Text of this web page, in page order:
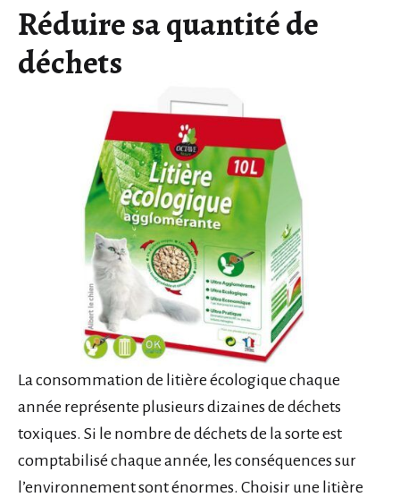
Réduire sa quantité de
déchets
La consommation de litière écologique chaque
année représente plusieurs dizaines de déchets
toxiques. Si le nombre de déchets de la sorte est
comptabilisé chaque année, les conséquences sur
l’environnement sont énormes. Choisir une litière